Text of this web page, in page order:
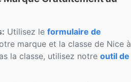
Utilisez le formulaire de
marque et la classe de Nice à
la classe, utilisez notre outil de